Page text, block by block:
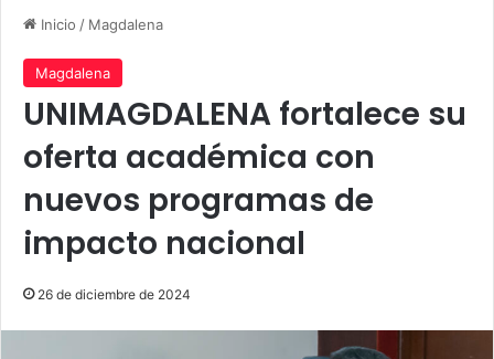
Inicio / Magdalena
Magdalena
UNIMAGDALENA fortalece su
oferta académica con
nuevos programas de
impacto nacional
26 de diciembre de 2024